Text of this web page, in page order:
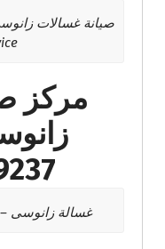
مركز
غسالة زانوسى – zanussi washing machine